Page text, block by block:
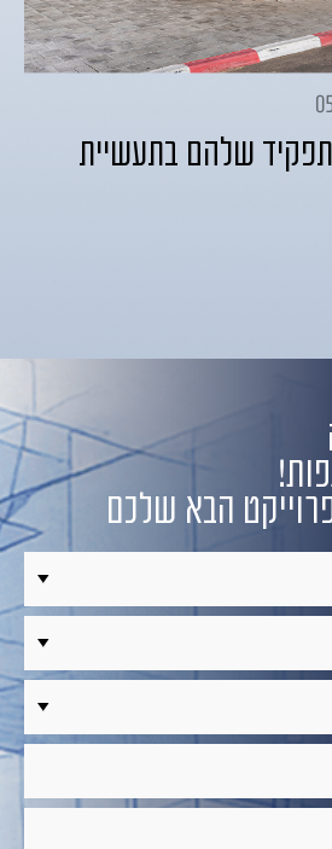
שלהם בתעשיית
הבא שלכם